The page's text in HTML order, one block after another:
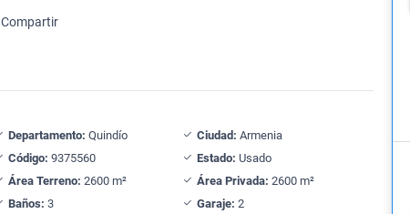
Compartir
Departamento: Quindío Ciudad: Armenia
Código: 9375560 Estado: Usado
Área Terreno: 2600 m² Área Privada: 2600 m²
Baños: 3 Garaje: 2